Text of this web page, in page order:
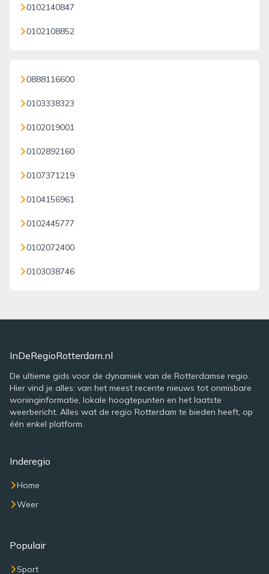
0102140847
0102108852
0888116600
0103338323
0102019001
0102892160
0107371219
0104156961
0102445777
0102072400
0103038746
InDeRegioRotterdam.nl
De ultieme gids voor de dynamiek van de Rotterdamse regio.
Hier vind je alles: van het meest recente nieuws tot onmisbare
woninginformatie, lokale hoogtepunten en het laatste
weerbericht. Alles wat de regio Rotterdam te bieden heeft, op
één enkel platform.
Inderegio
Home
Weer
Populair
Sport